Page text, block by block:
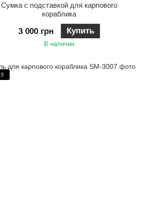
Сумка с подставкой для карпового
кораблика
3 000 грн Купить
В наличии
3